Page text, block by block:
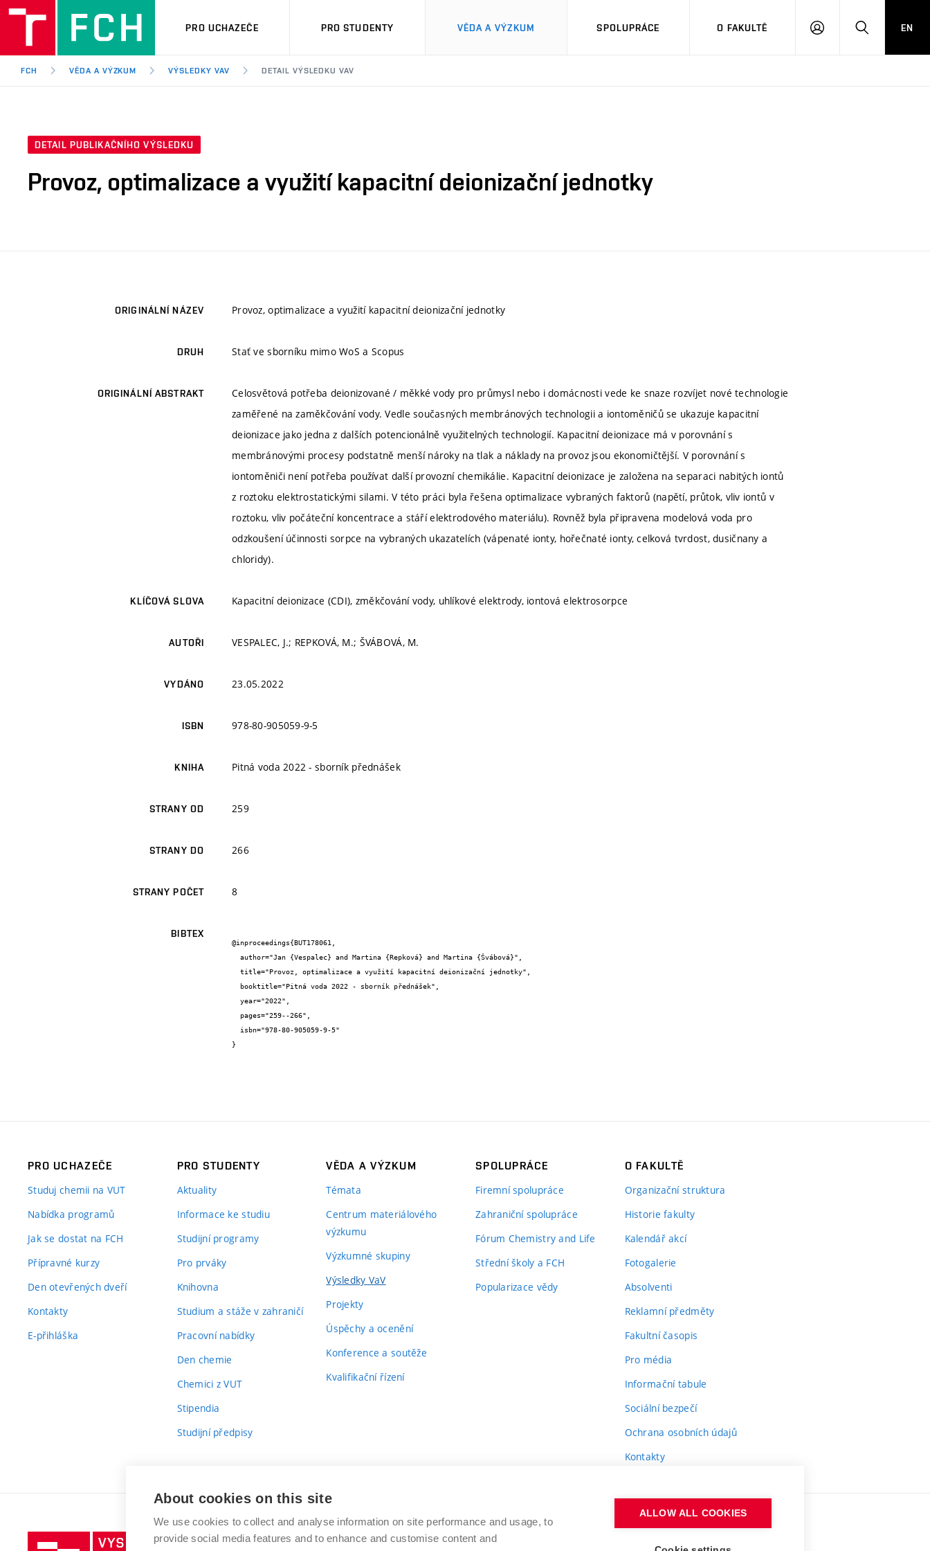
PRO UCHAZEČE PRO STUDENTY VĚDA A VÝZKUM SPOLUPRÁCE O FAKULTĚ
PŘIHLÁSITHLEDAT
EN
FCH VĚDA A VÝZKUM VÝSLEDKY VAV DETAIL VÝSLEDKU VAV
DETAIL PUBLIKAČNÍHO VÝSLEDKU
Provoz, optimalizace a využití kapacitní deionizační jednotky
ORIGINÁLNÍ NÁZEV Provoz, optimalizace a využití kapacitní deionizační jednotky
DRUH Stať ve sborníku mimo WoS a Scopus
ORIGINÁLNÍ ABSTRAKT
Celosvětová potřeba deionizované / měkké vody pro průmysl nebo i domácnosti vede ke snaze rozvíjet nové technologie
zaměřené na zaměkčování vody. Vedle současných membránových technologii a iontoměničů se ukazuje kapacitní
deionizace jako jedna z dalších potencionálně využitelných technologií. Kapacitní deionizace má v porovnání s
membránovými procesy podstatně menší nároky na tlak a náklady na provoz jsou ekonomičtější. V porovnání s
iontoměniči není potřeba používat další provozní chemikálie. Kapacitní deionizace je založena na separaci nabitých iontů
z roztoku elektrostatickými silami. V této práci byla řešena optimalizace vybraných faktorů (napětí, průtok, vliv iontů v
roztoku, vliv počáteční koncentrace a stáří elektrodového materiálu). Rovněž byla připravena modelová voda pro
odzkoušení účinnosti sorpce na vybraných ukazatelích (vápenaté ionty, hořečnaté ionty, celková tvrdost, dusičnany a
chloridy).
KLÍČOVÁ SLOVA Kapacitní deionizace (CDI), změkčování vody, uhlíkové elektrody, iontová elektrosorpce
AUTOŘI VESPALEC, J.; REPKOVÁ, M.; ŠVÁBOVÁ, M.
VYDÁNO 23.05.2022
ISBN 978-80-905059-9-5
KNIHA Pitná voda 2022 - sborník přednášek
STRANY OD 259
STRANY DO 266
STRANY POČET 8
BIBTEX
@inproceedings{BUT178061,
}
PRO UCHAZEČE
Studuj chemii na VUT
Nabídka programů
Jak se dostat na FCH
Přípravné kurzy
Den otevřených dveří
Kontakty
E-přihláška
PRO STUDENTY
Aktuality
Informace ke studiu
Studijní programy
Pro prváky
Knihovna
Studium a stáže v zahraničí
Pracovní nabídky
Den chemie
Chemici z VUT
Stipendia
Studijní předpisy
VĚDA A VÝZKUM
Témata
Centrum materiálového
výzkumu
Výzkumné skupiny
Výsledky VaV
Projekty
Úspěchy a ocenění
Konference a soutěže
Kvalifikační řízení
SPOLUPRÁCE
Firemní spolupráce
Zahraniční spolupráce
Fórum Chemistry and Life
Střední školy a FCH
Popularizace vědy
O FAKULTĚ
Organizační struktura
Historie fakulty
Kalendář akcí
Fotogalerie
Absolventi
Reklamní předměty
Fakultní časopis
Pro média
Informační tabule
Sociální bezpečí
Ochrana osobních údajů
Kontakty
Vysoké
VYSOKÉ UČENÍ TECHNICKÉ V BRNĚ
About cookies on this site
We use cookies to collect and analyse information on site performance and usage, to
provide social media features and to enhance and customise content and
ALLOW ALL COOKIES